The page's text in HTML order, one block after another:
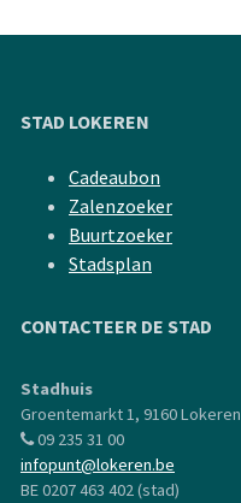
STAD LOKEREN
Cadeaubon
Zalenzoeker
Buurtzoeker
Stadsplan
CONTACTEER DE STAD
Stadhuis
Groentemarkt 1, 9160 Lokeren
09 235 31 00
infopunt@lokeren.be
BE 0207 463 402 (stad)